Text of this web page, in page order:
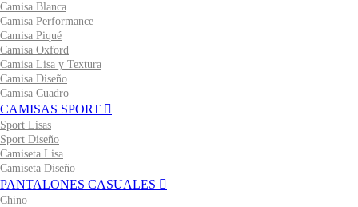
Camisa Blanca
Camisa Performance
Camisa Piqué
Camisa Oxford
Camisa Lisa y Textura
Camisa Diseño
Camisa Cuadro
CAMISAS SPORT
Sport Lisas
Sport Diseño
Camiseta Lisa
Camiseta Diseño
PANTALONES CASUALES
Chino